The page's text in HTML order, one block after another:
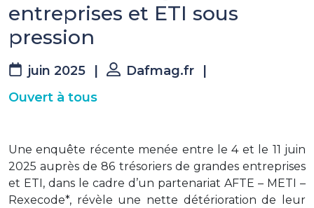
entreprises et ETI sous
pression
juin 2025 Dafmag.fr
Ouvert à tous
Une enquête récente menée entre le 4 et le 11 juin
2025 auprès de 86 trésoriers de grandes entreprises
et ETI, dans le cadre d’un partenariat AFTE – METI –
Rexecode*, révèle une nette détérioration de leur